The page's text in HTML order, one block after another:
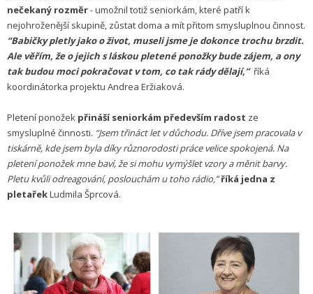
nečekaný rozměr- umožnil totiž seniorkám, které patří k
nejohroženější skupině, zůstat doma a mít přitom smysluplnou činnost.
“Babičky pletly jako o život, museli jsme je dokonce trochu brzdit.
Ale věřím, že o jejich s láskou pletené ponožky bude zájem, a ony
tak budou moci pokračovat v tom, co tak rády dělají,”říká
koordinátorka projektu Andrea Eržiaková.
Pletení ponožek přináší seniorkám především radost ze
smysluplné činnosti. “Jsem třináct let v důchodu. Dříve jsem pracovala v
tiskárně, kde jsem byla díky různorodosti práce velice spokojená. Na
pletení ponožek mne baví, že si mohu vymýšlet vzory a měnit barvy.
Pletu kvůli odreagování, poslouchám u toho rádio,”říká jedna z
pletařekLudmila Šprcová.